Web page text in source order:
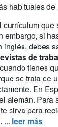
habituales
currículum
embargo, si
inglés, debes
de
tienes
se trata de
En
alemán. Para
sirva para
... leer más